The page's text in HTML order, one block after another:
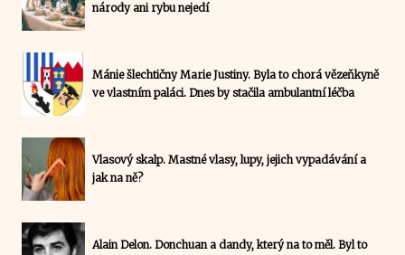
národy ani rybu nejedí
Mánie šlechtičny Marie Justiny. Byla to chorá vězeňkyně
ve vlastním paláci. Dnes by stačila ambulantní léčba
Vlasový skalp. Mastné vlasy, lupy, jejich vypadávání a
jak na ně?
Alain Delon. Donchuan a dandy, který na to měl. Byl to